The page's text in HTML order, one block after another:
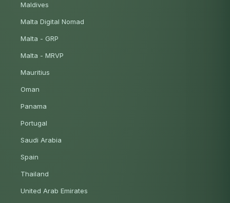
Maldives
Malta Digital Nomad
Malta - GRP
Malta - MRVP
Mauritius
Oman
Panama
Portugal
Saudi Arabia
Spain
Thailand
United Arab Emirates